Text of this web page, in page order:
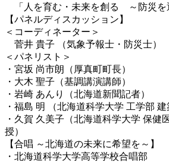
「人を育む・未来を創る ～防災を
【パネルディスカッション】
＜コーディネーター＞
菅井 貴子 （気象予報士・防災士）
＜パネリスト＞
・宮坂 尚市朗（厚真町町長）
・大木 聖子（基調講演講師）
・岩崎 あんり（北海道新聞記者）
・福島 明 （北海道科学大学 工学部 建
・久賀 久美子（北海道科学大学 保健
授）
【合唱 ～北海道の未来に希望を～】
・北海道科学大学高等学校合唱部